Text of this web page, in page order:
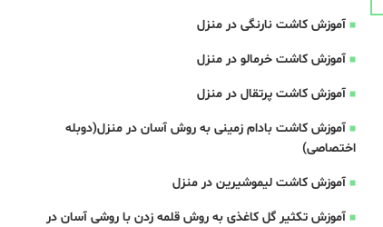
آموزش کاشت نارنگی در منزل
آموزش کاشت خرمالو در منزل
آموزش کاشت پرتقال در منزل
آموزش کاشت بادام زمینی به روش آسان در منزل(دوبله
اختصاصی)
آموزش کاشت لیموشیرین در منزل
آموزش تکثیر گل کاغذی به روش قلمه زدن با روشی آسان در